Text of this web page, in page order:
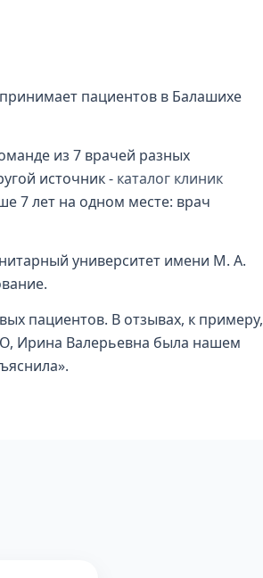
пациентов в Балашихе
из 7 врачей разных
источник - каталог клиник
7 лет на одном месте: врач
университет имени М. А.
пациентов. В отзывах, к примеру,
Ирина Валерьевна была нашем